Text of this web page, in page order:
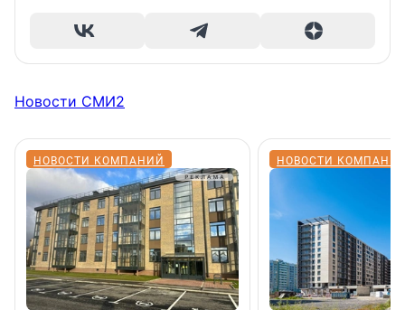
Новости СМИ2
НОВОСТИ КОМПАНИЙ НОВОСТИ